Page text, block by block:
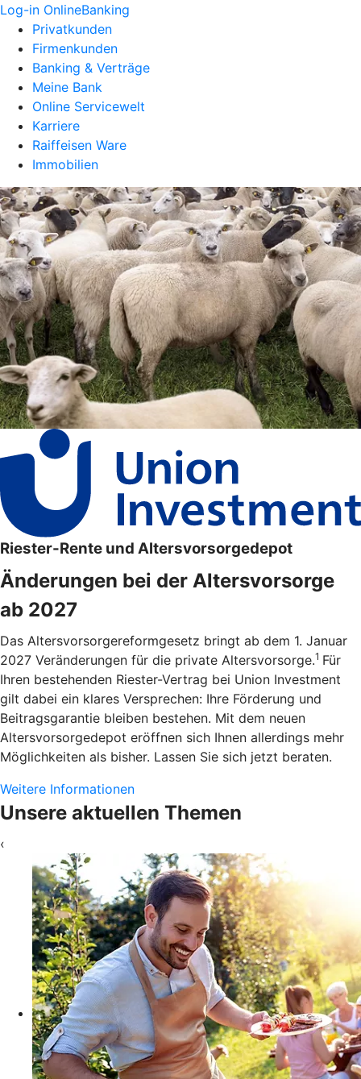
Log-in OnlineBanking
Privatkunden
Firmenkunden
Banking & Verträge
Meine Bank
Online Servicewelt
Karriere
Raiffeisen Ware
Immobilien
Riester-Rente und Altersvorsorgedepot
Änderungen bei der Altersvorsorge
ab 2027
Das Altersvorsorgereformgesetz bringt ab dem 1. Januar
2027 Veränderungen für die private Altersvorsorge.1 Für
Ihren bestehenden Riester-Vertrag bei Union Investment
gilt dabei ein klares Versprechen: Ihre Förderung und
Beitragsgarantie bleiben bestehen. Mit dem neuen
Altersvorsorgedepot eröffnen sich Ihnen allerdings mehr
Möglichkeiten als bisher. Lassen Sie sich jetzt beraten.
Weitere Informationen
Unsere aktuellen Themen
‹